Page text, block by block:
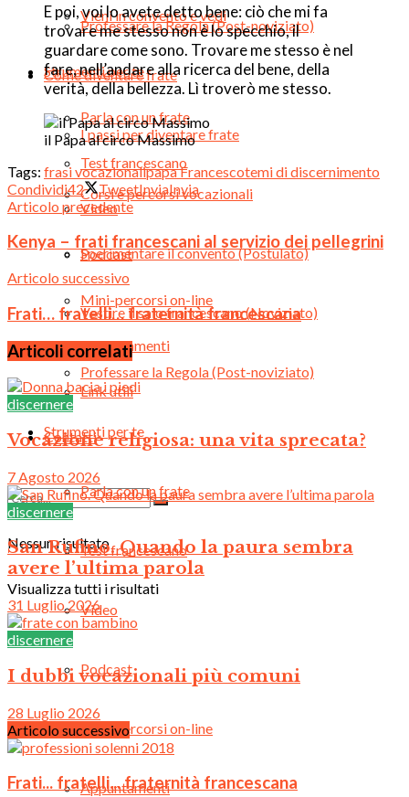
Professare la Regola (Post-noviziato)
Strumenti per te
Parla con un frate
Test francescano
Video
Podcast
Mini-percorsi on-line
Appuntamenti
Link utili
Contatti
Nessun risultato
Visualizza tutti i risultati
Vieni in convento e vedi
Come diventare frate
I passi per diventare frate
Corsi e percorsi vocazionali
Sperimentare il convento (Postulato)
Vestire il saio francescano (Noviziato)
Professare la Regola (Post-noviziato)
Strumenti per te
Parla con un frate
Test francescano
Video
Podcast
Mini-percorsi on-line
Appuntamenti
E poi, voi lo avete detto bene: ciò che mi fa
trovare me stesso non è lo specchio, il
guardare come sono. Trovare me stesso è nel
fare, nell’andare alla ricerca del bene, della
verità, della bellezza. Lì troverò me stesso.
il Papa al circo Massimo
Tags: frasi vocazionalipapa Francescotemi di discernimento
Condividi42 TweetInviaInvia
Articolo precedente
Kenya – frati francescani al servizio dei pellegrini
Articolo successivo
Frati… fratelli… fraternità francescana
Articoli correlati
discernere
Vocazione religiosa: una vita sprecata?
7 Agosto 2026
discernere
San Rufino. Quando la paura sembra
avere l’ultima parola
31 Luglio 2026
discernere
I dubbi vocazionali più comuni
28 Luglio 2026
Articolo successivo
Frati... fratelli... fraternità francescana